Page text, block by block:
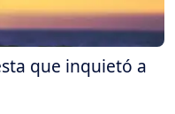
que inquietó a